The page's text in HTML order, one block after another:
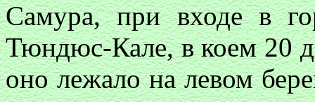
Самура, при входе в
Тюндюс-Кале, в коем 20
оно лежало на левом